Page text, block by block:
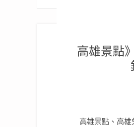
高雄景點
高雄景點、高